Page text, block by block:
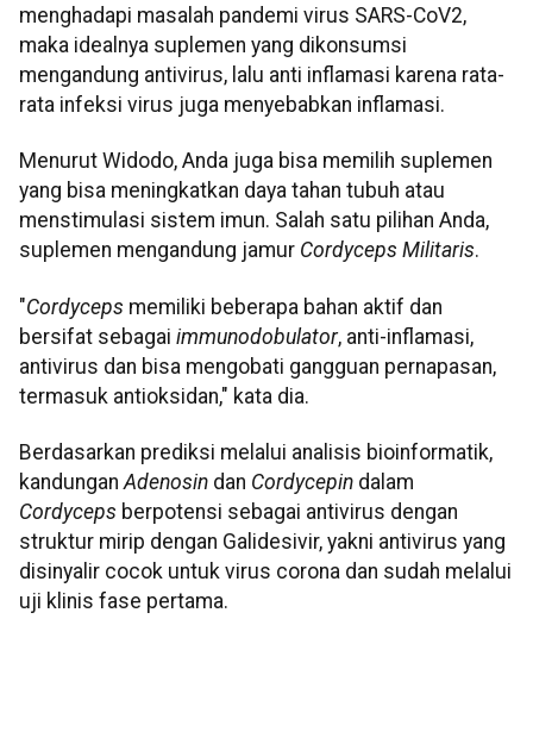
menghadapi masalah pandemi virus SARS-CoV2,
maka idealnya suplemen yang dikonsumsi
mengandung antivirus, lalu anti inflamasi karena rata-
rata infeksi virus juga menyebabkan inflamasi.
Menurut Widodo, Anda juga bisa memilih suplemen
yang bisa meningkatkan daya tahan tubuh atau
menstimulasi sistem imun. Salah satu pilihan Anda,
suplemen mengandung jamur Cordyceps Militaris.
"Cordyceps memiliki beberapa bahan aktif dan
bersifat sebagai immunodobulator, anti-inflamasi,
antivirus dan bisa mengobati gangguan pernapasan,
termasuk antioksidan," kata dia.
Berdasarkan prediksi melalui analisis bioinformatik,
kandunganAdenosin dan Cordycepin dalam
Cordyceps berpotensi sebagai antivirus dengan
struktur mirip dengan Galidesivir, yakni antivirus yang
disinyalir cocok untuk virus corona dan sudah melalui
uji klinis fase pertama.